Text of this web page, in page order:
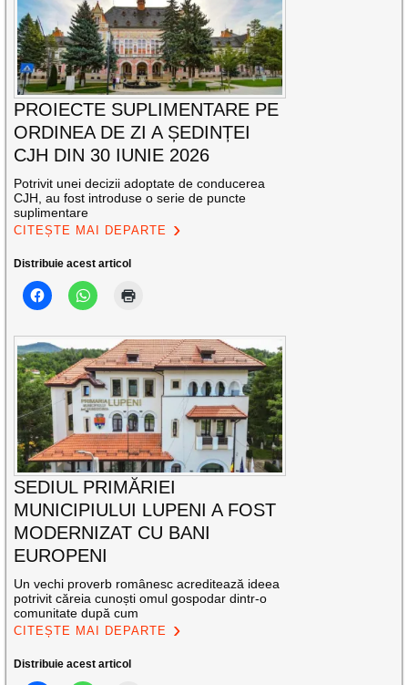
PROIECTE SUPLIMENTARE PE
ORDINEA DE ZI A ȘEDINȚEI
CJH DIN 30 IUNIE 2026
Potrivit unei decizii adoptate de conducerea
CJH, au fost introduse o serie de puncte
suplimentare
CITEȘTE MAI DEPARTE
Distribuie acest articol
SEDIUL PRIMĂRIEI
MUNICIPIULUI LUPENI A FOST
MODERNIZAT CU BANI
EUROPENI
Un vechi proverb românesc acreditează ideea
potrivit căreia cunoști omul gospodar dintr-o
comunitate după cum
CITEȘTE MAI DEPARTE
Distribuie acest articol